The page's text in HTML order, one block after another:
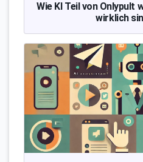
Wie KI Teil von Onlypult
wirklich